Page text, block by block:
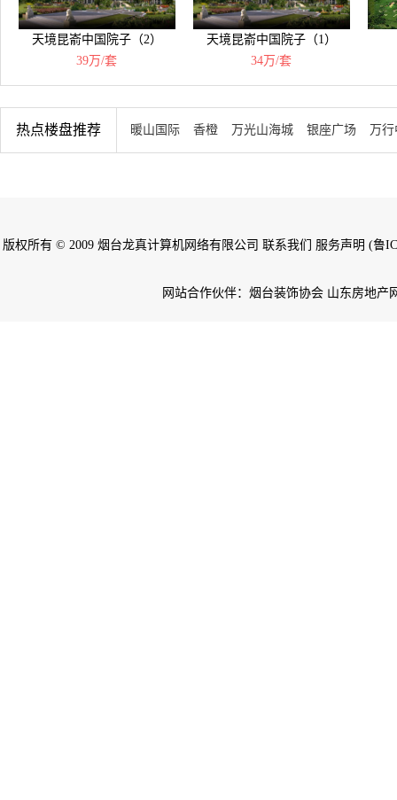
天境昆嵛中国院子（2）
39万/套
天境昆嵛中国院子（1）
34万/套
热点楼盘推荐 暖山国际 香橙 万光山海城 银座广场 万
版权所有 © 2009 烟台龙真计算机网络有限公司 联系我们 服务声明 (鲁
网站合作伙伴：烟台装饰协会 山东房地